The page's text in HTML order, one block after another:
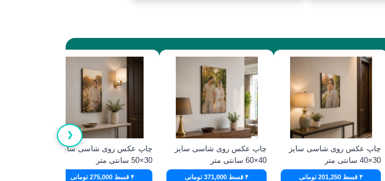
❮
چاپ عکس روی شاسی سایز
30×40 سانتی‌ متر
۴ قسط 201,250 تومانی
چاپ عکس روی شاسی سایز
40×60 سانتی‌ متر
۴ قسط 371,000 تومانی
چاپ عکس روی شاسی سایز
30×50 سانتی‌ متر
۴ قسط 275,000 تومانی